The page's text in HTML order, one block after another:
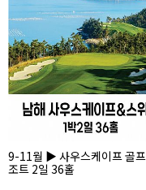
9-11월 ▶ 사우스케이프 골
조트 2일 36홀